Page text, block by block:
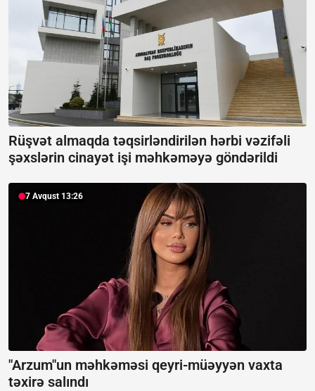
Rüşvət almaqda təqsirləndirilən hərbi vəzifəli
şəxslərin cinayət işi məhkəməyə göndərildi
7 Avqust 13:26
"Arzum"un məhkəməsi qeyri-müəyyən vaxta
təxirə salındı